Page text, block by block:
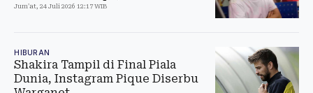
Jum'at, 24 Juli 2026 12:17 WIB
HIBURAN
Shakira Tampil di Final Piala
Dunia, Instagram Pique Diserbu